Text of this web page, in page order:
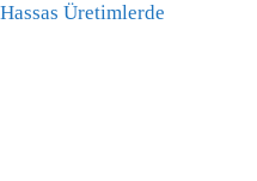
Üretimlerde